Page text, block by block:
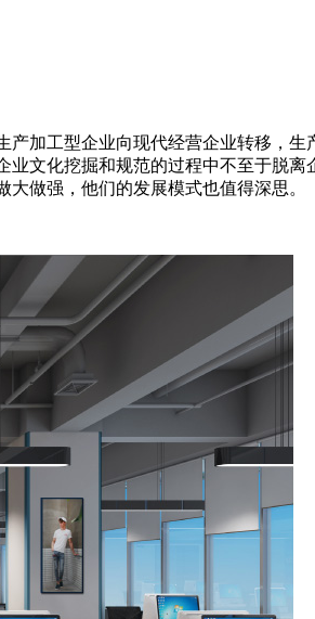
加工型企业向现代经营企业转移，
文化挖掘和规范的过程中不至于脱
做强，他们的发展模式也值得深思。